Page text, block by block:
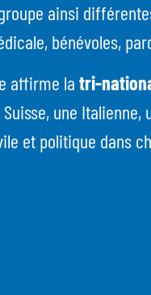
ainsi
bénévoles,
affirme la tri-
Suisse, une
et politique dans